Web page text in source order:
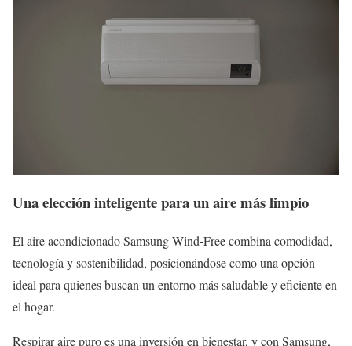
Una elección inteligente para un aire más limpio
El aire acondicionado Samsung Wind-Free combina comodidad,
tecnología y sostenibilidad, posicionándose como una opción
ideal para quienes buscan un entorno más saludable y eficiente en
el hogar.
Respirar aire puro es una inversión en bienestar, y con Samsung,